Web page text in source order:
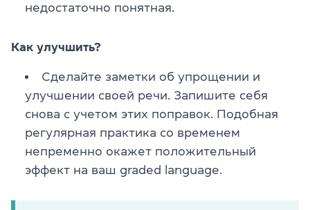
недостаточно понятная.
Как улучшить?
Сделайте заметки об упрощении и
улучшении своей речи. Запишите себя
снова с учетом этих поправок. Подобная
регулярная практика со временем
непременно окажет положительный
эффект на ваш graded language.